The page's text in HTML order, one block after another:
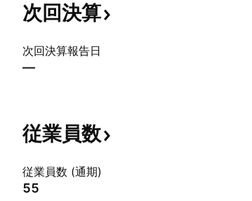
次回決算
次回決算報告日
—
従業員数
従業員数 (通期)
55